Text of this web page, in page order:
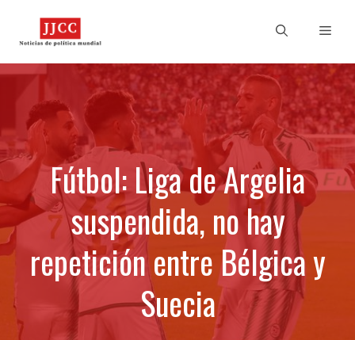
Fútbol: Liga de Argelia
suspendida, no hay
repetición entre Bélgica y
Suecia